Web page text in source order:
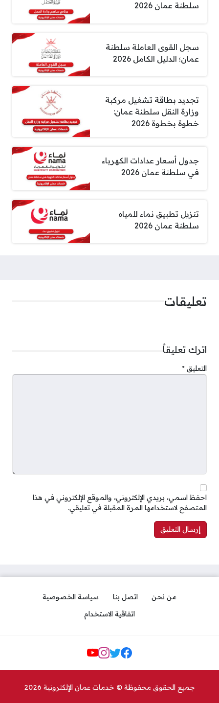
سلطنة عمان 2026
سجل القوى العاملة سلطنة
عمان؛ الدليل الكامل 2026
تجديد بطاقة تشغيل مركبة
وزارة النقل سلطنة عمان:
خطوة بخطوة 2026
جدول أسعار عدادات الكهرباء
في سلطنة عمان 2026
تنزيل تطبيق نماء للمياه
سلطنة عمان 2026
تعليقات
اترك تعليقاً
التعليق *
احفظ اسمي، بريدي الإلكتروني، والموقع الإلكتروني في هذا
المتصفح لاستخدامها المرة المقبلة في تعليقي.
من نحن اتصل بنا
سياسة الخصوصية
اتفاقية الاستخدام
مواقع التواصل
جميع الحقوق محفوظة © خدمات عمان الإلكترونية 2026